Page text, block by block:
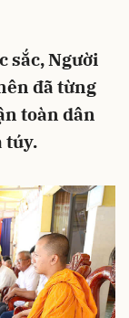
sắc, Người
đã từng
toàn dân
túy.
Gửi